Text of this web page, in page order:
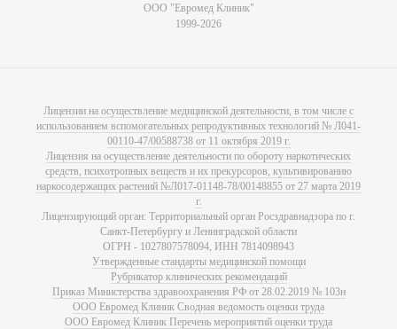
ООО "Евромед Клиник"
1999-2026
Лицензии на осуществление медицинской деятельности, в том числе с
использованием вспомогательных репродуктивных технологий № Л041-
00110-47/00588738 от 11 октября 2019 г.
Лицензия на осуществление деятельности по обороту наркотических
средств, психотропных веществ и их прекурсоров, культивированию
наркосодержащих растений №Л017-01148-78/00148855 от 27 марта 2019
г.
Лицензирующий орган: Территориальный орган Росздравнадзора по г.
Санкт-Петербургу и Ленинградской области
ОГРН - 1027807578094, ИНН 7814098943
Утвержденные стандарты медицинской помощи
Рубрикатор клинических рекомендаций
Приказ Министерства здравоохранения РФ от 28.02.2019 № 103н
ООО Евромед Клиник Сводная ведомость оценки труда
ООО Евромед Клиник Перечень мероприятий оценки труда